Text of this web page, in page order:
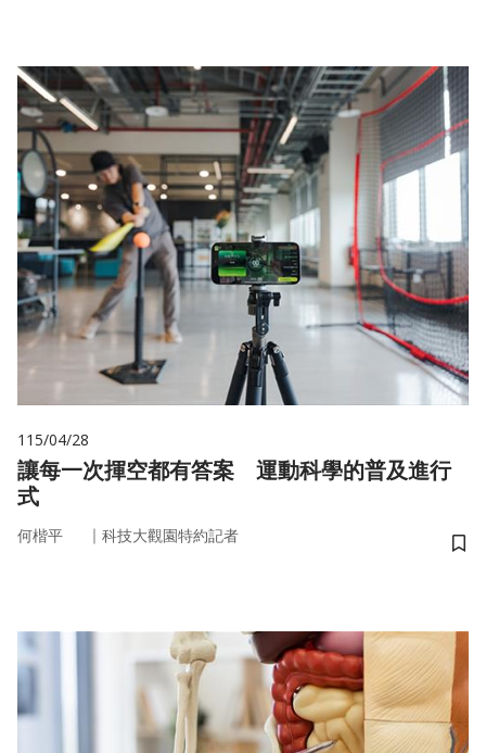
115/04/28
讓每一次揮空都有答案 運動科學的普及進行
式
何楷平 ｜ 科技大觀園特約記者
儲